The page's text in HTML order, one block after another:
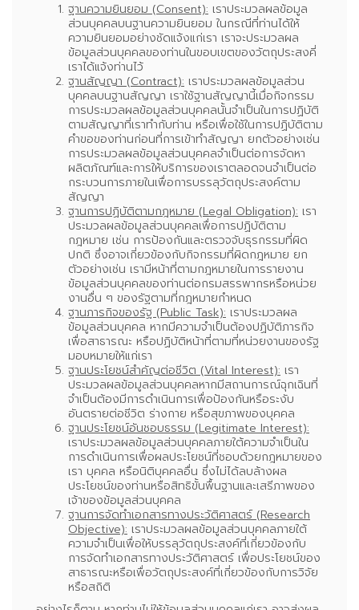
ฐานความยินยอม (Consent): เราประมวลผลข้อมูล
ส่วนบุคคลบนฐานความยินยอม ในกรณีที่ท่านได้ให้
ความยินยอมอย่างชัดแจ้งแก่เรา เราจะประมวลผล
ข้อมูลส่วนบุคคลของท่านในขอบเขตของวัตถุประสงคี่
เราได้แจ้งท่านไว้
ฐานสัญญา (Contract): เราประมวลผลข้อมูลส่วน
บุคคลบนฐานสัญญา เราใช้ฐานสัญญานี้เมื่อกิจกรรม
การประมวลผลข้อมูลส่วนบุคคลนั้นจำเป็นในการปฏิบัติ
ตามสัญญาที่เราทำกับท่าน หรือเพื่อใช้ในการปฏิบัติตาม
คำขอของท่านก่อนที่การเข้าทำสัญญา ยกตัวอย่างเช่น
การประมวลผลข้อมูลส่วนบุคคลจำเป็นต่อการจัดหา
ผลิตภัณฑ์และการให้บริการของเราตลอดจนจำเป็นต่อ
กระบวนการภายในเพื่อการบรรลุวัตถุประสงค์ตาม
สัญญา
ฐานการปฏิบัติตามกฎหมาย (Legal Obligation): เรา
ประมวลผลข้อมูลส่วนบุคคลเพื่อการปฏิบัติตาม
กฎหมาย เช่น การป้องกันและตรวจจับธุรกรรมที่ผิด
ปกติ ซึ่งอาจเกี่ยวข้องกับกิจกรรมที่ผิดกฎหมาย ยก
ตัวอย่างเช่น เรามีหน้าที่ตามกฎหมายในการรายงาน
ข้อมูลส่วนบุคคลของท่านต่อกรมสรรพากรหรือหน่วย
งานอื่น ๆ ของรัฐตามที่กฎหมายกำหนด
ฐานภารกิจของรัฐ (Public Task): เราประมวลผล
ข้อมูลส่วนบุคคล หากมีความจำเป็นต้องปฏิบัติภารกิจ
เพื่อสาธารณะ หรือปฏิบัติหน้าที่ตามที่หน่วยงานของรัฐ
มอบหมายให้แก่เรา
ฐานประโยชน์สำคัญต่อชีวิต (Vital Interest): เรา
ประมวลผลข้อมูลส่วนบุคคลหากมีสถานการณ์ฉุกเฉินที่
จำเป็นต้องมีการดำเนินการเพื่อป้องกันหรือระงับ
อันตรายต่อชีวิต ร่างกาย หรือสุขภาพของบุคคล
ฐานประโยชน์อันชอบธรรม (Legitimate Interest):
เราประมวลผลข้อมูลส่วนบุคคลภายใต้ความจำเป็นใน
การดำเนินการเพื่อผลประโยชน์ที่ชอบด้วยกฎหมายของ
เรา บุคคล หรือนิติบุคคลอื่น ซึ่งไม่ได้ลบล้างผล
ประโยชน์ของท่านหรือสิทธิขั้นพื้นฐานและเสรีภาพของ
เจ้าของข้อมูลส่วนบุคคล
ฐานการจัดทำเอกสารทางประวัติศาสตร์ (Research
Objective): เราประมวลผลข้อมูลส่วนบุคคลภายใต้
ความจำเป็นเพื่อให้บรรลุวัตถุประสงค์ที่เกี่ยวข้องกับ
การจัดทำเอกสารทางประวัติศาสตร์ เพื่อประโยชน์ของ
สาธารณะหรือเพื่อวัตถุประสงค์ที่เกี่ยวข้องกับการวิจัย
หรือสถิติ